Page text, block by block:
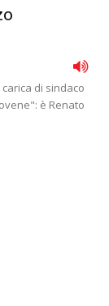
di sindaco
è Renato